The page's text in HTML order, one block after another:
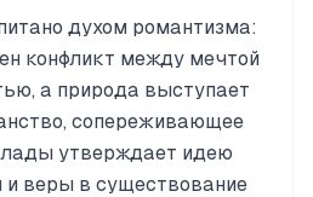
духом романтизма:
конфликт между мечтой
а природа выступает
сопереживающее
утверждает идею
веры в существование